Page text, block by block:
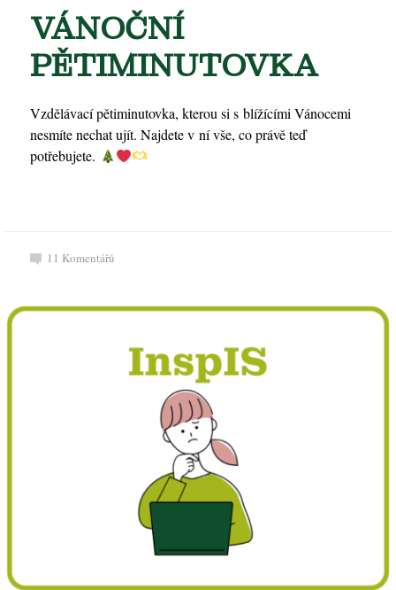
VÁNOČNÍ
PĚTIMINUTOVKA
Vzdělávací pětiminutovka, kterou si s blížícími Vánocemi
nesmíte nechat ujít. Najdete v ní vše, co právě teď
potřebujete.
11 Komentářů